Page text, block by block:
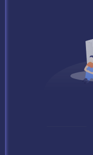
犯到您的权益，请联系